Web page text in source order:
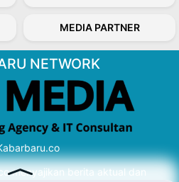
MEDIA PARTNER
NETWORK
menyajikan berita aktual dan